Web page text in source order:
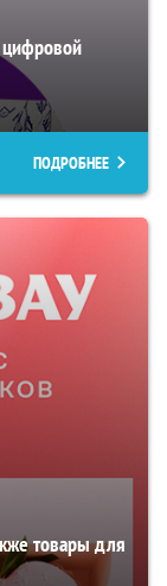
цифровой
ПОДРОБНЕЕ
товары для